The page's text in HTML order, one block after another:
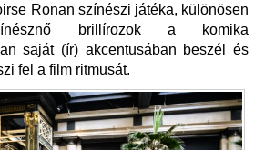
Ronan színészi játéka, különösen
brillírozok a komika
saját (ír) akcentusában beszél és
fel a film ritmusát.